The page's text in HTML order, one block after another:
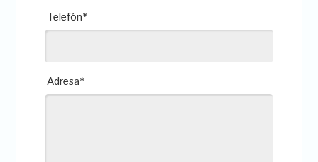
Telefón*
Adresa*